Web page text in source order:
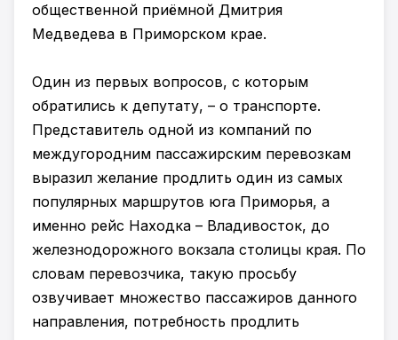
общественной приёмной Дмитрия
Медведева в Приморском крае.
Один из первых вопросов, с которым
обратились к депутату, – о транспорте.
Представитель одной из компаний по
междугородним пассажирским перевозкам
выразил желание продлить один из самых
популярных маршрутов юга Приморья, а
именно рейс Находка – Владивосток, до
железнодорожного вокзала столицы края. По
словам перевозчика, такую просьбу
озвучивает множество пассажиров данного
направления, потребность продлить